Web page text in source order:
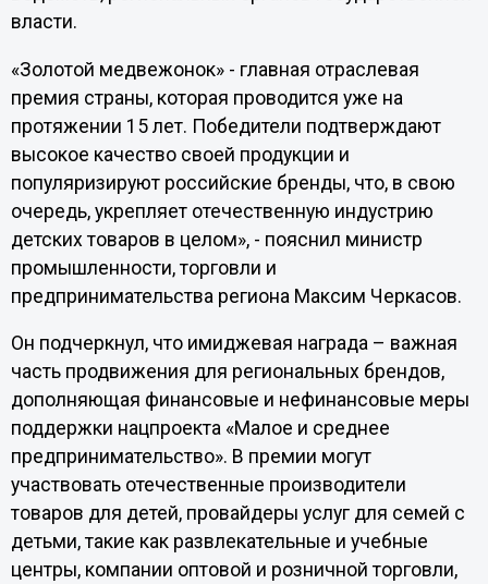
власти.
«Золотой медвежонок» - главная отраслевая
премия страны, которая проводится уже на
протяжении 15 лет. Победители подтверждают
высокое качество своей продукции и
популяризируют российские бренды, что, в свою
очередь, укрепляет отечественную индустрию
детских товаров в целом», - пояснил министр
промышленности, торговли и
предпринимательства региона Максим Черкасов.
Он подчеркнул, что имиджевая награда – важная
часть продвижения для региональных брендов,
дополняющая финансовые и нефинансовые меры
поддержки нацпроекта «Малое и среднее
предпринимательство». В премии могут
участвовать отечественные производители
товаров для детей, провайдеры услуг для семей с
детьми, такие как развлекательные и учебные
центры, компании оптовой и розничной торговли,